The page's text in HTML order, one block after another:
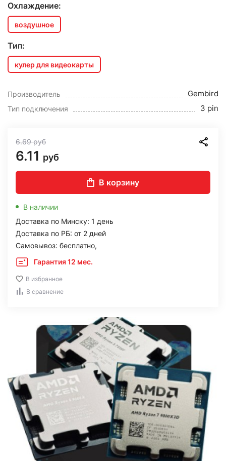
Охлаждение:
воздушное
Тип:
кулер для видеокарты
Производитель Gembird
Тип подключения 3 pin
6.69руб
6.11 руб
В корзину
В наличии
Доставка по Минску: 1 день
Доставка по РБ: от 2 дней
Самовывоз: бесплатно,
Гарантия 12 мес.
В избранное
В сравнение